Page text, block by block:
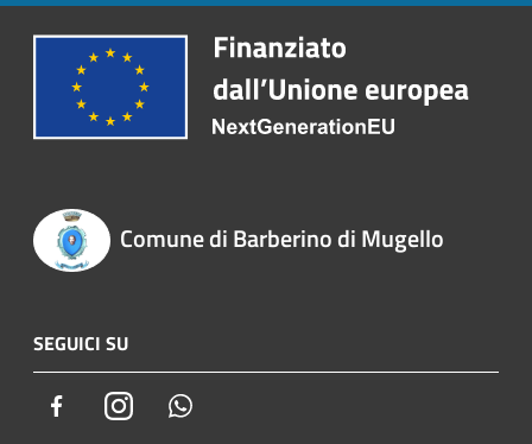
Comune di Barberino di Mugello
SEGUICI SU
FacebookInstagram